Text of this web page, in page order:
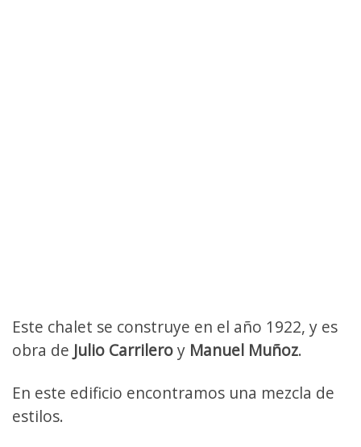
Este chalet se construye en el año 1922, y es
obra de Julio Carrileroy Manuel Muñoz.
En este edificio encontramos una mezcla de
estilos.